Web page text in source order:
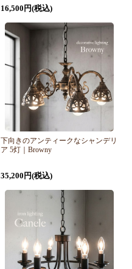
16,500円(税込)
下向きのアンティークなシャンデリ
ア 5灯｜Browny
35,200円(税込)